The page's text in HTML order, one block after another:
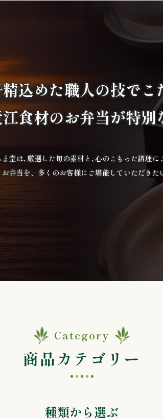
込めた職人の技で
食材のお弁当が特
ま堂は､厳選した旬の素材と､心のこもった調理
お弁当を、多くのお客様にご堪能していただき
Category
商品カテゴリー
種類から選ぶ